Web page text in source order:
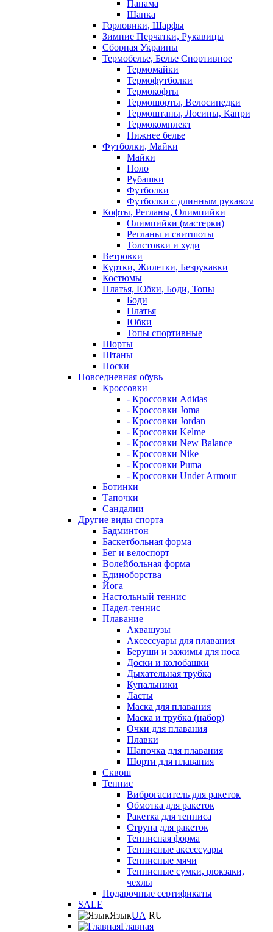
Панама
Шапка
Горловики, Шарфы
Зимние Перчатки, Рукавицы
Сборная Украины
Термобелье, Белье Спортивное
Термомайки
Термофутболки
Термокофты
Термошорты, Велосипедки
Термоштаны, Лосины, Капри
Термокомплект
Нижнее белье
Футболки, Майки
Майки
Поло
Рубашки
Футболки
Футболки с длинным рукавом
Кофты, Регланы, Олимпийки
Олимпийки (мастерки)
Регланы и свитшоты
Толстовки и худи
Ветровки
Куртки, Жилетки, Безрукавки
Костюмы
Платья, Юбки, Боди, Топы
Боди
Платья
Юбки
Топы спортивные
Шорты
Штаны
Носки
Повседневная обувь
Кроссовки
- Кроссовки Adidas
- Кроссовки Joma
- Кроссовки Jordan
- Кроссовки Kelme
- Кроссовки New Balance
- Кроссовки Nike
- Кроссовки Puma
- Кроссовки Under Armour
Ботинки
Тапочки
Сандалии
Другие виды спорта
Бадминтон
Баскетбольная форма
Бег и велоспорт
Волейбольная форма
Единоборства
Йога
Настольный теннис
Падел-теннис
Плавание
Аквашузы
Аксессуары для плавания
Беруши и зажимы для носа
Доски и колобашки
Дыхательная трубка
Купальники
Ласты
Маска для плавания
Маска и трубка (набор)
Очки для плавания
Плавки
Шапочка для плавания
Шорти для плавания
Сквош
Теннис
Виброгаситель для ракеток
Обмотка для ракеток
Ракетка для тенниса
Струна для ракеток
Теннисная форма
Теннисные аксессуары
Теннисные мячи
Теннисные сумки, рюкзаки,
чехлы
Подарочные сертификаты
SALE
ЯзыкUA RU
Главная